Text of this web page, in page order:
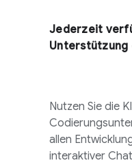
Jederzeit
Unterstützung
Nutzen Sie die
allen
interaktiver